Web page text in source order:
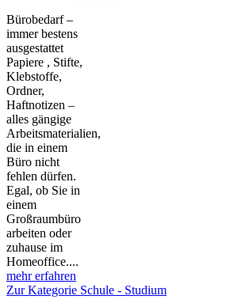
Bürobedarf –
immer bestens
ausgestattet
Papiere , Stifte,
Klebstoffe,
Ordner,
Haftnotizen –
alles gängige
Arbeitsmaterialien,
die in einem
Büro nicht
fehlen dürfen.
Egal, ob Sie in
einem
Großraumbüro
arbeiten oder
zuhause im
Homeoffice....
mehr erfahren
Zur Kategorie Schule - Studium